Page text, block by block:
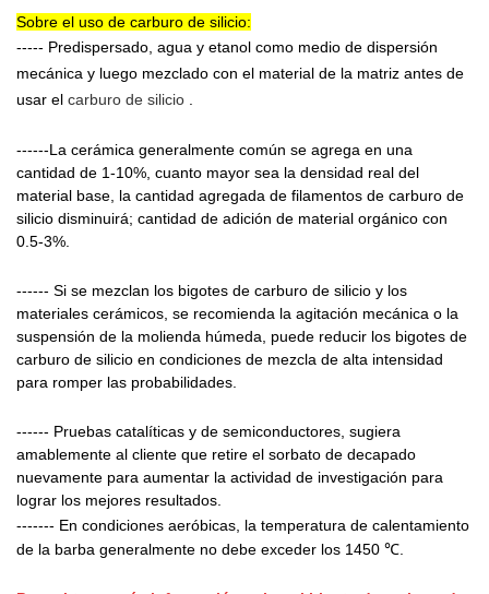
Sobre el uso de carburo de silicio:
----- Predispersado, agua y etanol como medio de dispersión
mecánica y luego mezclado con el material de la matriz antes de
usar el carburo de silicio .
------La cerámica generalmente común se agrega en una
cantidad de 1-10%, cuanto mayor sea la densidad real del
material base, la cantidad agregada de filamentos de carburo de
silicio disminuirá; cantidad de adición de material orgánico con
0.5-3%.
------ Si se mezclan los bigotes de carburo de silicio y los
materiales cerámicos, se recomienda la agitación mecánica o la
suspensión de la molienda húmeda, puede reducir los bigotes de
carburo de silicio en condiciones de mezcla de alta intensidad
para romper las probabilidades.
------ Pruebas catalíticas y de semiconductores, sugiera
amablemente al cliente que retire el sorbato de decapado
nuevamente para aumentar la actividad de investigación para
lograr los mejores resultados.
------- En condiciones aeróbicas, la temperatura de calentamiento
de la barba generalmente no debe exceder los 1450 ℃.